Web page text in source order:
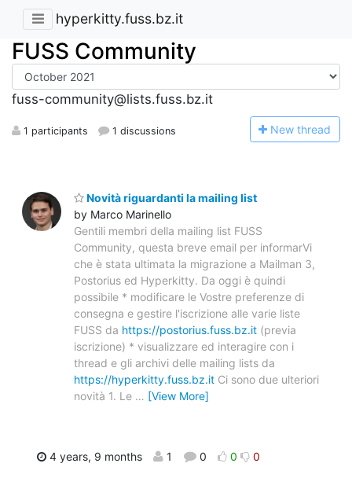
hyperkitty.fuss.bz.it
FUSS Community
fuss-community@lists.fuss.bz.it
1 participants 1 discussions New thread
Novità riguardanti la mailing list
by Marco Marinello
Gentili membri della mailing list FUSS
Community, questa breve email per informarVi
che è stata ultimata la migrazione a Mailman 3,
Postorius ed Hyperkitty. Da oggi è quindi
possibile * modificare le Vostre preferenze di
consegna e gestire l'iscrizione alle varie liste
FUSS da https://postorius.fuss.bz.it (previa
iscrizione) * visualizzare ed interagire con i
thread e gli archivi delle mailing lists da
https://hyperkitty.fuss.bz.it Ci sono due ulteriori
novità 1. Le … [View More]
4 years, 9 months 1 0 0 0